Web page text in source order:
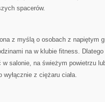
spacerów.
z myślą o osobach z napiętym
na w klubie fitness.
salonie, na świeżym powietrzu
z ciężaru ciała.